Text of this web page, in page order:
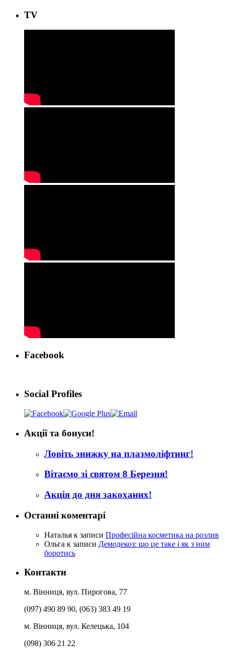
ТV
Facebook
Social Profiles
Акції та бонуси!
Ловіть знижку на плазмоліфтинг!
Вітаємо зі святом 8 Березня!
Акція до дня закоханих!
Останні коментарі
Наталья к записи Професійна косметика на розлив
Ольга к записи Демодекоз: що це таке і як з ним
боротись
Контакти
м. Вінниця, вул. Пирогова, 77
(097) 490 89 90, (063) 383 49 19
м. Вінниця, вул. Келецька, 104
(098) 306 21 22